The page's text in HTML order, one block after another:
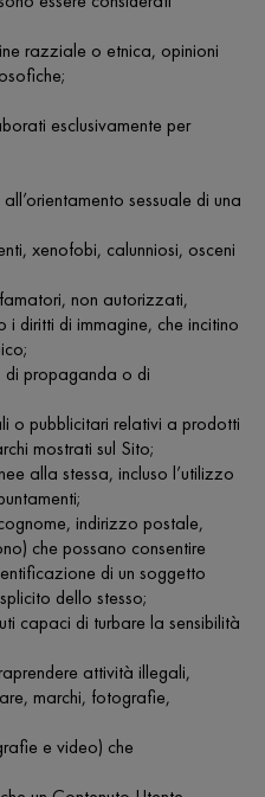
razziale o etnica, opinioni
esclusivamente per
sessuale di una
xenofobi, calunniosi, osceni
non autorizzati,
diritti di immagine, che incitino
di propaganda o di
o pubblicitari relativi a prodotti
mostrati sul Sito;
alla stessa, incluso l’utilizzo
indirizzo postale,
che possano consentire
di un soggetto
dello stesso;
capaci di turbare la sensibilità
attività illegali,
marchi, fotografie,
e video) che